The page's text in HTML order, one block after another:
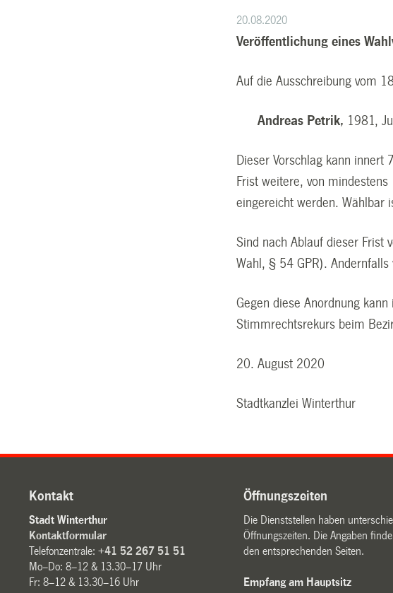
20.08.2020
Veröffentlichung eines
Auf die Ausschreibung vom
Andreas Petrik, 1981,
Dieser Vorschlag kann innert
Frist weitere, von
eingereicht werden. Wählbar
Sind nach Ablauf dieser Frist
Wahl, § 54 GPR).
Gegen diese Anordnung
Stimmrechtsrekurs beim
20. August 2020
Stadtkanzlei Winterthur
Kontakt
Stadt Winterthur
Kontaktformular
Telefonzentrale:+41 52 267 51 51
Mo–Do: 8–12 & 13.30–17 Uhr
Fr: 8–12 & 13.30–16 Uhr
Öffnungszeiten
Die Dienststellen haben
Öffnungszeiten. Die Angaben
den entsprechenden Seiten.
Empfang am Hauptsitz